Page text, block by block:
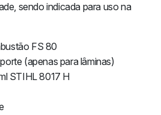
sendo indicada para uso na
FS 80
(apenas para lâminas)
STIHL 8017 H